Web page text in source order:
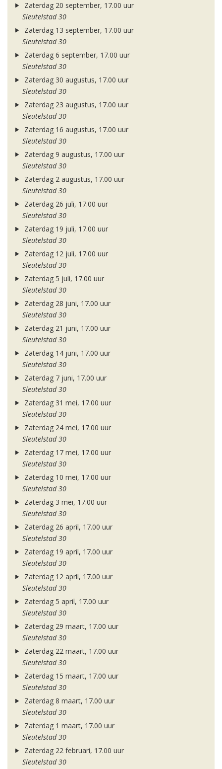
Zaterdag 20 september, 17.00 uur
Sleutelstad 30
Zaterdag 13 september, 17.00 uur
Sleutelstad 30
Zaterdag 6 september, 17.00 uur
Sleutelstad 30
Zaterdag 30 augustus, 17.00 uur
Sleutelstad 30
Zaterdag 23 augustus, 17.00 uur
Sleutelstad 30
Zaterdag 16 augustus, 17.00 uur
Sleutelstad 30
Zaterdag 9 augustus, 17.00 uur
Sleutelstad 30
Zaterdag 2 augustus, 17.00 uur
Sleutelstad 30
Zaterdag 26 juli, 17.00 uur
Sleutelstad 30
Zaterdag 19 juli, 17.00 uur
Sleutelstad 30
Zaterdag 12 juli, 17.00 uur
Sleutelstad 30
Zaterdag 5 juli, 17.00 uur
Sleutelstad 30
Zaterdag 28 juni, 17.00 uur
Sleutelstad 30
Zaterdag 21 juni, 17.00 uur
Sleutelstad 30
Zaterdag 14 juni, 17.00 uur
Sleutelstad 30
Zaterdag 7 juni, 17.00 uur
Sleutelstad 30
Zaterdag 31 mei, 17.00 uur
Sleutelstad 30
Zaterdag 24 mei, 17.00 uur
Sleutelstad 30
Zaterdag 17 mei, 17.00 uur
Sleutelstad 30
Zaterdag 10 mei, 17.00 uur
Sleutelstad 30
Zaterdag 3 mei, 17.00 uur
Sleutelstad 30
Zaterdag 26 april, 17.00 uur
Sleutelstad 30
Zaterdag 19 april, 17.00 uur
Sleutelstad 30
Zaterdag 12 april, 17.00 uur
Sleutelstad 30
Zaterdag 5 april, 17.00 uur
Sleutelstad 30
Zaterdag 29 maart, 17.00 uur
Sleutelstad 30
Zaterdag 22 maart, 17.00 uur
Sleutelstad 30
Zaterdag 15 maart, 17.00 uur
Sleutelstad 30
Zaterdag 8 maart, 17.00 uur
Sleutelstad 30
Zaterdag 1 maart, 17.00 uur
Sleutelstad 30
Zaterdag 22 februari, 17.00 uur
Sleutelstad 30